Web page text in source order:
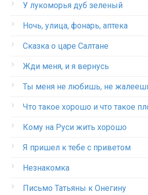
У лукоморья дуб зеленый
Ночь, улица, фонарь, аптека
Сказка о царе Салтане
Жди меня, и я вернусь
Ты меня не любишь, не
Что такое хорошо и что такое
Кому на Руси жить хорошо
Я пришел к тебе с приветом
Незнакомка
Письмо Татьяны к Онегину